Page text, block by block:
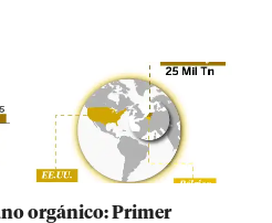
orgánico: Primer